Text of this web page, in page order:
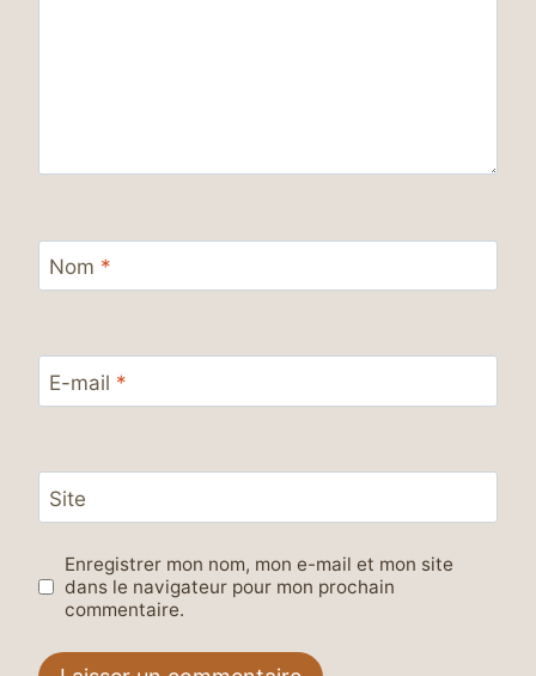
Nom *
E-mail *
Site
Enregistrer mon nom, mon e-mail et mon site
dans le navigateur pour mon prochain
commentaire.